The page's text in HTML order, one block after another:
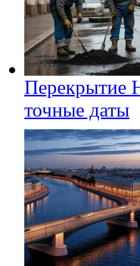
Перекрытие
точные даты